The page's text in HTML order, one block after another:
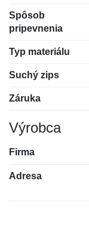
Spôsob
pripevnenia
Typ materiálu
Suchý zips
Záruka
Výrobca
Firma
Adresa